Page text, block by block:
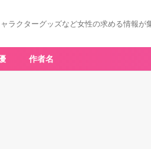
ラクターグッズなど女性の求める情報が
作者名